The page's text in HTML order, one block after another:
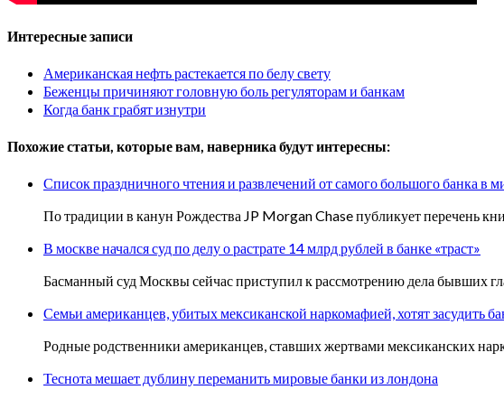
Интересные записи
Американская нефть растекается по белу свету
Беженцы причиняют головную боль регуляторам и банкам
Когда банк грабят изнутри
Похожие статьи, которые вам, наверника будут интересны:
Список праздничного чтения и развлечений от самого большого банка в
По традиции в канун Рождества JP Morgan Chase публикует перечень
В москве начался суд по делу о растрате 14 млрд рублей в банке «траст»
Басманный суд Москвы сейчас приступил к рассмотрению дела бывших
Семьи американцев, убитых мексиканской наркомафией, хотят засудить
Родные родственники американцев, ставших жертвами мексиканских
Теснота мешает дублину переманить мировые банки из лондона